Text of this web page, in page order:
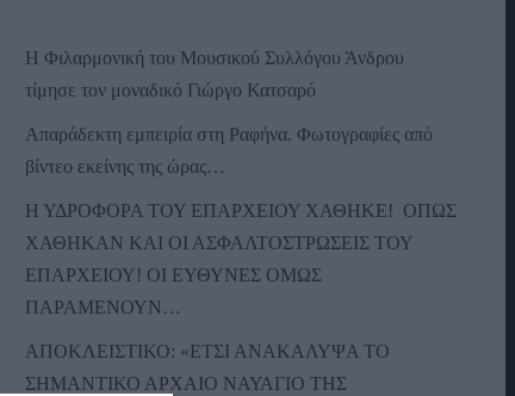
Η Φιλαρμονική του Μουσικού Συλλόγου Άνδρου
τίμησε τον μοναδικό Γιώργο Κατσαρό
Απαράδεκτη εμπειρία στη Ραφήνα. Φωτογραφίες από
βίντεο εκείνης της ώρας…
Η ΥΔΡΟΦΟΡΑ ΤΟΥ ΕΠΑΡΧΕΙΟΥ ΧΑΘΗΚΕ! ΟΠΩΣ
ΧΑΘΗΚΑΝ ΚΑΙ ΟΙ ΑΣΦΑΛΤΟΣΤΡΩΣΕΙΣ ΤΟΥ
ΕΠΑΡΧΕΙΟΥ! ΟΙ ΕΥΘΥΝΕΣ ΟΜΩΣ
ΠΑΡΑΜΕΝΟΥΝ…
ΑΠΟΚΛΕΙΣΤΙΚΟ: «ΕΤΣΙ ΑΝΑΚΑΛΥΨΑ ΤΟ
ΣΗΜΑΝΤΙΚΟ ΑΡΧΑΙΟ ΝΑΥΑΓΙΟ ΤΗΣ